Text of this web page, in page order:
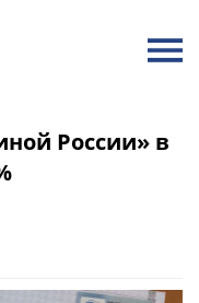
России» в